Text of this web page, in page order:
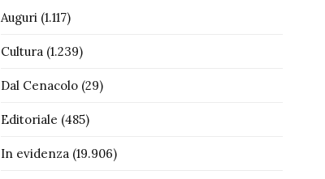
Auguri(1.117)
Cultura(1.239)
Dal Cenacolo(29)
Editoriale (485)
In evidenza(19.906)